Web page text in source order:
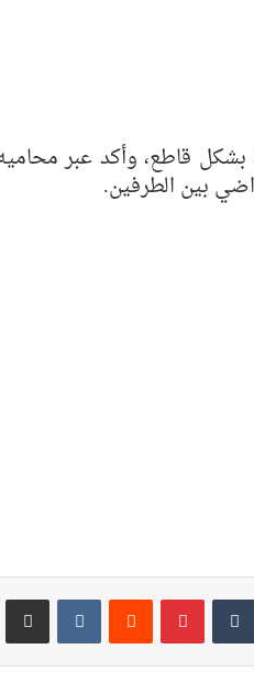
بشكل قاطع، وأكد عبر
بين الطرفين.
بينتيريست